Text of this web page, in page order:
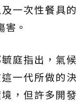
一次性餐具的
。
庭指出，氣候
一代所做的決
，但許多開發